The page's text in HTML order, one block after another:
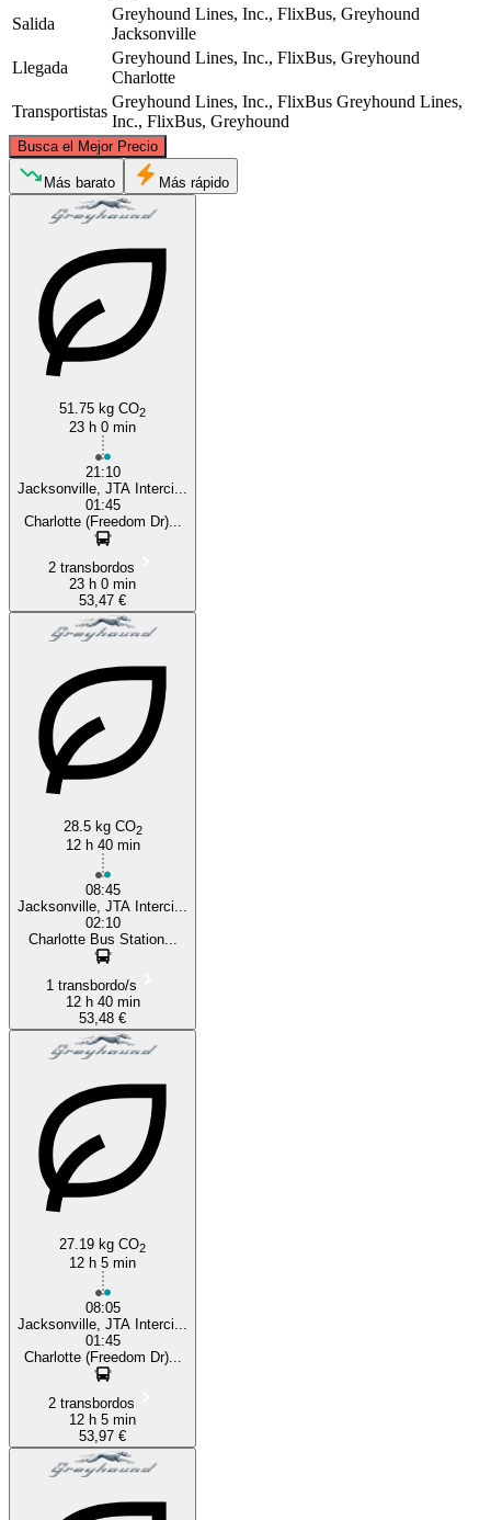
Salida
Greyhound Lines, Inc., FlixBus, Greyhound
Jacksonville
Llegada
Greyhound Lines, Inc., FlixBus, Greyhound
Charlotte
Transportistas
Greyhound Lines, Inc., FlixBus Greyhound Lines,
Inc., FlixBus, Greyhound
Busca el Mejor Precio
©CARTO
Más barato Más rápido
51.75 kg CO2
23 h 0 min
21:10
Jacksonville, JTA Interci...
01:45
Charlotte (Freedom Dr)...
2 transbordos
23 h 0 min
53,47 €
28.5 kg CO2
12 h 40 min
08:45
Jacksonville, JTA Interci...
02:10
Charlotte Bus Station...
1 transbordo/s
12 h 40 min
53,48 €
27.19 kg CO2
12 h 5 min
08:05
Jacksonville, JTA Interci...
01:45
Charlotte (Freedom Dr)...
2 transbordos
12 h 5 min
53,97 €